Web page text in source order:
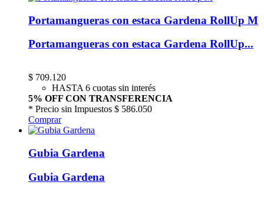
Portamangueras con estaca Gardena RollUp M
Portamangueras con estaca Gardena RollUp...
$ 709.120
HASTA 6 cuotas sin interés
5% OFF CON TRANSFERENCIA
* Precio sin Impuestos $ 586.050
Comprar
Gubia Gardena
Gubia Gardena